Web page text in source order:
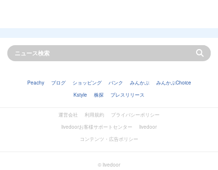
Peachy ブログ ショッピング バンク みんかぶ
みんかぶChoice
Kstyle
株探 プレスリリース
運営会社 利用規約
プライバシーポリシー
livedoorお客様サポートセンター
livedoor
コンテンツ・広告ポリシー
© livedoor